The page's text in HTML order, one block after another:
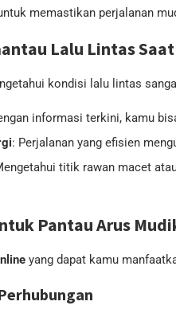
memastikan perjalanan
Lalu Lintas
kondisi lalu lintas
informasi terkini, kamu
: Perjalanan yang efisien
titik rawan macet
Pantau Arus
yang dapat kamu